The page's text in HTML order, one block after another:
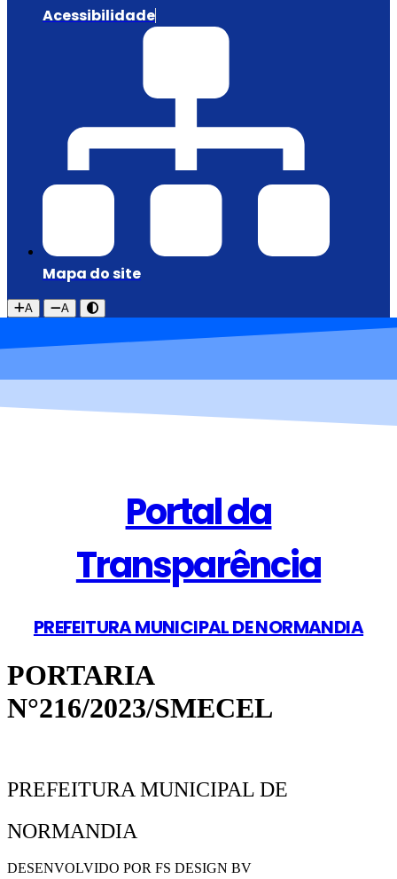
Acessibilidade
Mapa do site
A A
Portal da
Transparência
PREFEITURA MUNICIPAL DE NORMANDIA
PORTARIA
N°216/2023/SMECEL
PREFEITURA MUNICIPAL DE
NORMANDIA
DESENVOLVIDO POR FS DESIGN BV